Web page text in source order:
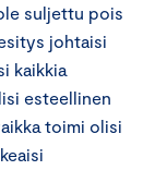
suljettu pois
johtaisi
kaikkia
esteellinen
toimi olisi